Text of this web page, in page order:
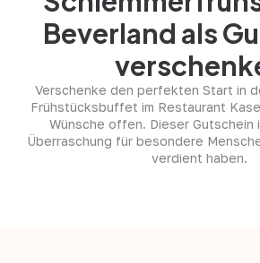
Beverland als
Verschenke den perfekten Start in
Frühstücksbuffet im Restaurant
Wünsche offen. Dieser
Überraschung für besondere
verdient haben.